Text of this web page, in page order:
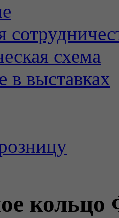
схема
в выставках
кольцо